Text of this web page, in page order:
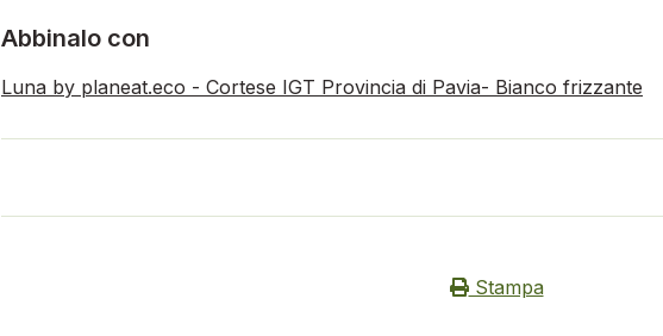
Abbinalo con
Luna by planeat.eco - Cortese IGT Provincia di Pavia- Bianco frizzante
Stampa